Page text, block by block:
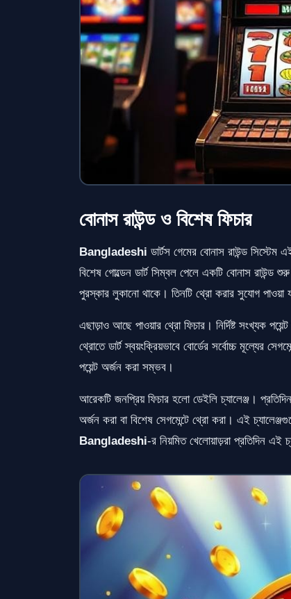
বোনাস রাউন্ড ও বিশেষ ফিচার
Bangladeshi ডার্টস গেমের বোনাস রাউন্ড
বিশেষ গোল্ডেন ডার্ট সিম্বল পেলে একটি বোনাস রাউন্ড
পুরস্কার লুকানো থাকে। তিনটি থ্রো করার সুযোগ পাওয়া
এছাড়াও আছে পাওয়ার থ্রো ফিচার। নির্দিষ্ট সংখ্যক
থ্রোতে ডার্ট স্বয়ংক্রিয়ভাবে বোর্ডের সর্বোচ্চ মূল্যের
পয়েন্ট অর্জন করা সম্ভব।
আরেকটি জনপ্রিয় ফিচার হলো ডেইলি চ্যালেঞ্জ।
অর্জন করা বা বিশেষ সেগমেন্টে থ্রো করা। এই
Bangladeshi-র নিয়মিত খেলোয়াড়রা প্রতিদিন